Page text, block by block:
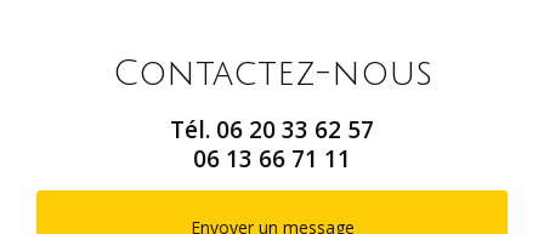
Contactez-nous
Tél. 06 20 33 62 57
06 13 66 71 11
Envoyer un message